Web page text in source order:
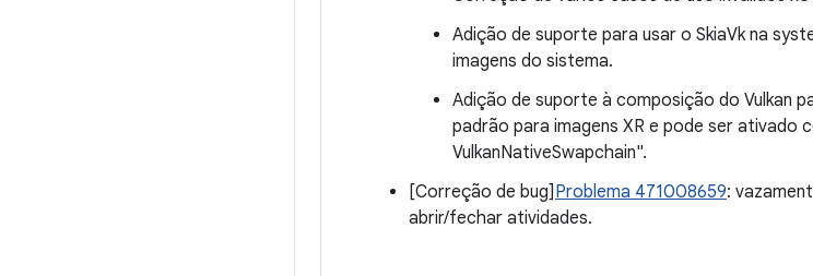
Adição de suporte para usar o SkiaVk na
imagens do sistema.
Adição de suporte à composição do Vulkan
padrão para imagens XR e pode ser
VulkanNativeSwapchain".
[Correção de bug] Problema 471008659:
abrir/fechar atividades.